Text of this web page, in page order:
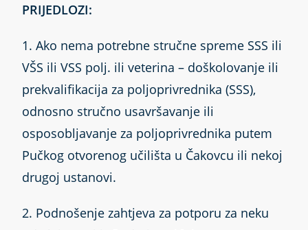
PRIJEDLOZI:
1. Ako nema potrebne stručne spreme SSS ili
VŠS ili VSS polj. ili veterina – doškolovanje ili
prekvalifikacija za poljoprivrednika (SSS),
odnosno stručno usavršavanje ili
osposobljavanje za poljoprivrednika putem
Pučkog otvorenog učilišta u Čakovcu ili nekoj
drugoj ustanovi.
2. Podnošenje zahtjeva za potporu za neku